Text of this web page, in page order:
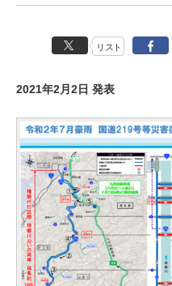
リスト
2021年2月2日 発表